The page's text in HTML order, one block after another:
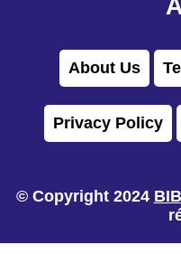
About Us
Privacy Policy
© Copyright 2024